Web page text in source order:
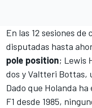
En las 12 sesiones de
disputadas hasta
pole position; Lewis
dos y Valtteri Bottas,
Dado que Holanda
F1 desde 1985,